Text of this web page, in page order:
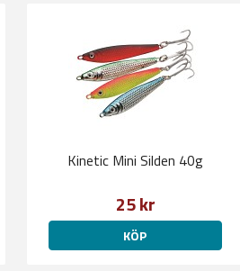
Kinetic Mini Silden 40g
25 kr
KÖP